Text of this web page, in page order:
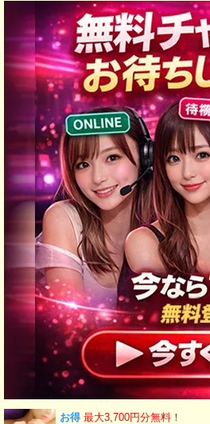
お得 最大3,700円分無料！